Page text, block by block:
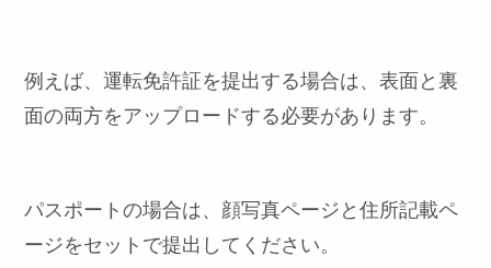
例えば、運転免許証を提出する場合は、表面と裏
面の両方をアップロードする必要があります。
パスポートの場合は、顔写真ページと住所記載ペ
ージをセットで提出してください。